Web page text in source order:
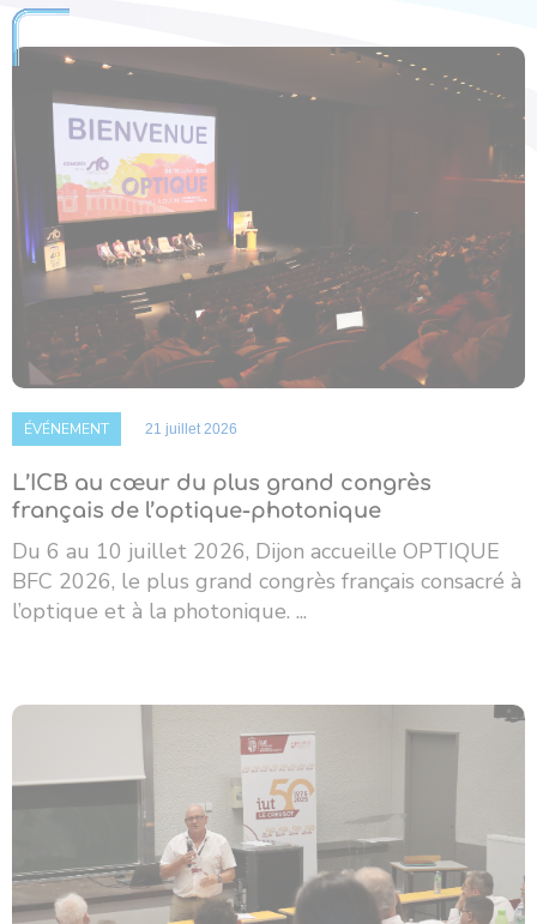
ÉVÉNEMENT 21 juillet 2026
L’ICB au cœur du plus grand congrès
français de l’optique-photonique
Du 6 au 10 juillet 2026, Dijon accueille OPTIQUE
BFC 2026, le plus grand congrès français consacré à
l’optique et à la photonique. ...